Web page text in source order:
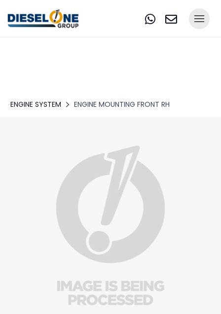
ENGINE SYSTEM ENGINE MOUNTING FRONT RH